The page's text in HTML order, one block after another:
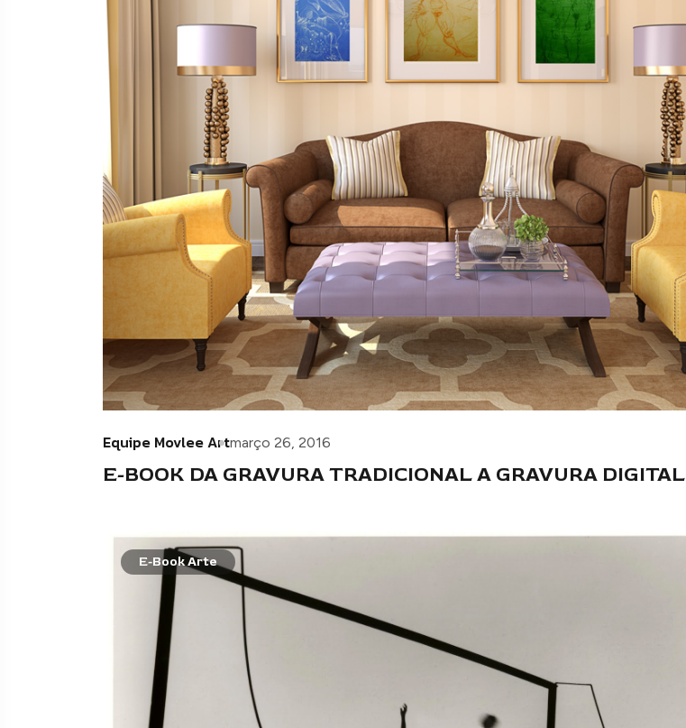
Equipe Movlee Artmarço 26, 2016
E-BOOK DA GRAVURA TRADICIONAL A GRAVURA DIGITAL
E-Book Arte